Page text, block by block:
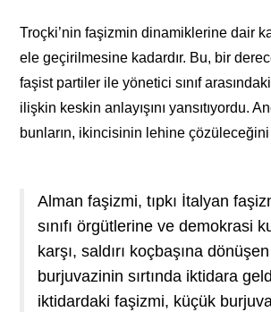
Troçki’nin faşizmin dinamiklerine dair
ele geçirilmesine kadardır. Bu, bir
faşist partiler ile yönetici sınıf
ilişkin keskin anlayışını yansıtıyordu.
bunların, ikincisinin lehine çözüleceğini
Alman faşizmi, tıpkı İtalyan
sınıfı örgütlerine ve demokrasi
karşı, saldırı koçbaşına
burjuvazinin sırtında iktidara
iktidardaki faşizmi, küçük